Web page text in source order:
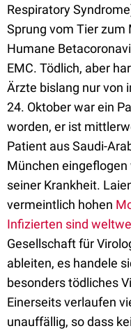
Respiratory
Sprung vom Tier
Humane
EMC. Tödlich, aber
Ärzte bislang nur von
24. Oktober war ein
worden, er ist
Patient aus Saudi-
München
seiner Krankheit.
vermeintlich hohen
Infizierten sind
Gesellschaft für
ableiten, es handele
besonders tödliches
Einerseits verlaufen
unauffällig, so dass